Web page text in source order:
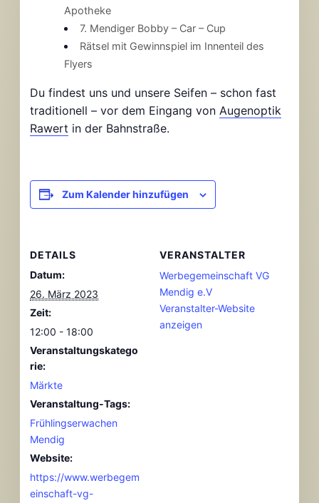
Apotheke
7. Mendiger Bobby – Car – Cup
Rätsel mit Gewinnspiel im Innenteil des
Flyers
Du findest uns und unsere Seifen – schon fast
traditionell – vor dem Eingang vonAugenoptik
Rawert in der Bahnstraße.
Zum Kalender hinzufügen
DETAILS
Datum:
26. März 2023
Zeit:
12:00 - 18:00
Veranstaltungskatego
rie:
Märkte
Veranstaltung-Tags:
Frühlingserwachen
Mendig
Website:
https://www.werbegem
einschaft-vg-
VERANSTALTER
Werbegemeinschaft VG
Mendig e.V
Veranstalter-Website
anzeigen